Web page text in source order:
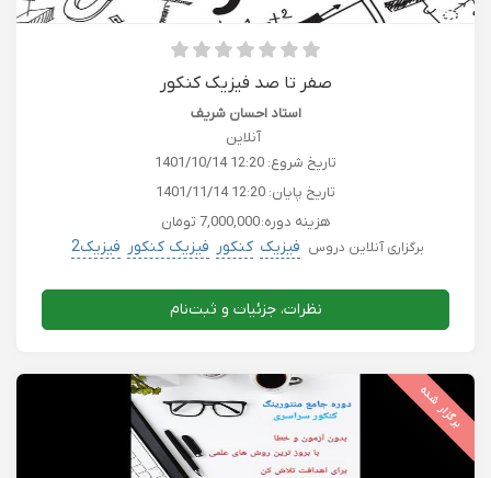
صفر تا صد فیزیک کنکور
استاد احسان شریف
آنلاین
تاریخ شروع: 1401/10/14 12:20
تاریخ پایان: 1401/11/14 12:20
هزینه دوره:7,000,000 تومان
برگزاری آنلاین دروس فیزیک کنکور فیزیک کنکور فیزیک2
نظرات، جزئیات و ثبت‌نام
برگزار شده